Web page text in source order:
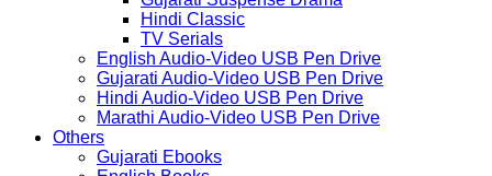
Hindi Classic
TV Serials
English Audio-Video USB Pen Drive
Gujarati Audio-Video USB Pen Drive
Hindi Audio-Video USB Pen Drive
Marathi Audio-Video USB Pen Drive
Others
Gujarati Ebooks